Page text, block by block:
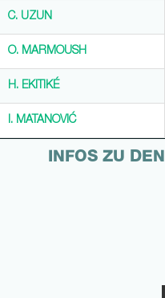
C. UZUN
O. MARMOUSH
H. EKITIKÉ
I. MATANOVIĆ
C. UZUN
O. MARMOUSH
H. EKITIKÉ
I. MATANOVIĆ
INFOS ZU